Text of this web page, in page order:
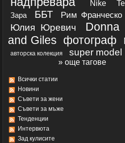
Nike
Зара
ББТ Рим Франческо
Юлия Юревич
Donna
and Giles фотограф
авторска колекция super model
» още тагове
Всички статии
Новини
Съвети за жени
Съвети за мъже
Тенденции
Интервюта
Зад кулисите